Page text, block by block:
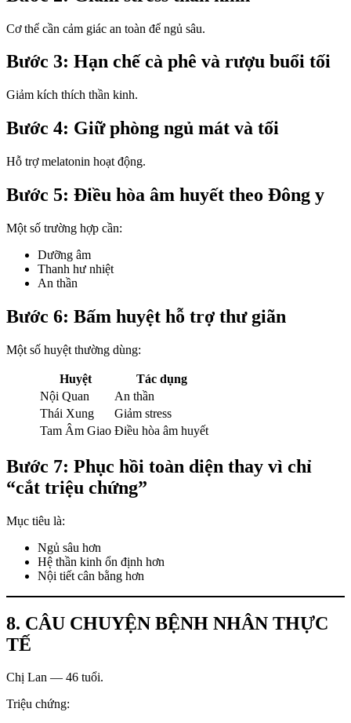
Cơ thể cần cảm giác an toàn để ngủ sâu.
Bước 3: Hạn chế cà phê và rượu buổi tối
Giảm kích thích thần kinh.
Bước 4: Giữ phòng ngủ mát và tối
Hỗ trợ melatonin hoạt động.
Bước 5: Điều hòa âm huyết theo Đông y
Một số trường hợp cần:
Dưỡng âm
Thanh hư nhiệt
An thần
Bước 6: Bấm huyệt hỗ trợ thư giãn
Một số huyệt thường dùng:
Huyệt
Tác dụng
Nội Quan
An thần
Thái Xung
Giảm stress
Tam Âm Giao Điều hòa âm huyết
Bước 7: Phục hồi toàn diện thay vì chỉ
“cắt triệu chứng”
Mục tiêu là:
Ngủ sâu hơn
Hệ thần kinh ổn định hơn
Nội tiết cân bằng hơn
8. CÂU CHUYỆN BỆNH NHÂN THỰC
TẾ
Chị Lan — 46 tuổi.
Triệu chứng: